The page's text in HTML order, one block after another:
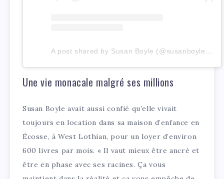
A post shared by Susan Boyle (@susanboylemusic)
Une vie monacale malgré ses millions
Susan Boyle avait aussi confié qu’elle vivait
toujours en location dans sa maison d’enfance en
Écosse, à West Lothian, pour un loyer d’environ
600 livres par mois. « Il vaut mieux être ancré et
être en phase avec ses racines. Ça vous